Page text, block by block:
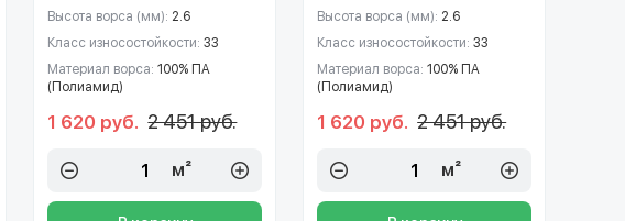
Высота ворса (мм): 2.6
Класс износостойкости:33
Материал ворса:100% ПА
(Полиамид)
1 620 руб. 2 451 руб.
м²
Высота ворса (мм): 2.6
Класс износостойкости:33
Материал ворса:100% ПА
(Полиамид)
1 620 руб. 2 451 руб.
м²